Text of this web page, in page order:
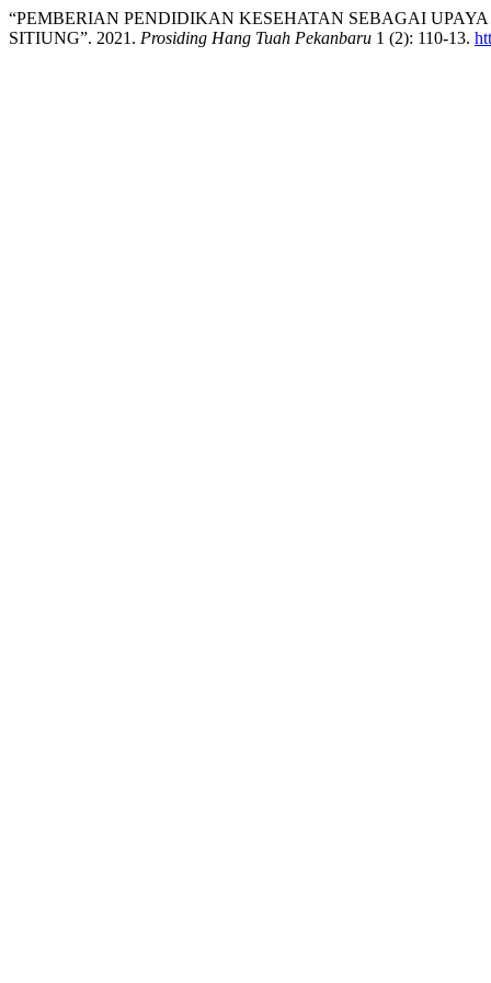
“PEMBERIAN PENDIDIKAN KESEHATAN SEBAGAI
SITIUNG”. 2021. Prosiding Hang Tuah Pekanbaru 1 (2): 110-13.